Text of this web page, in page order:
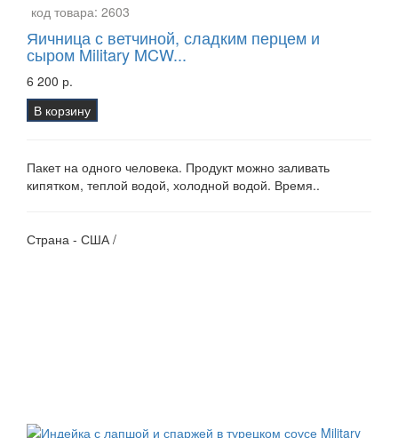
код товара: 2603
Яичница с ветчиной, сладким перцем и
сыром Military MCW...
6 200 р.
В корзину
Пакет на одного человека. Продукт можно заливать
кипятком, теплой водой, холодной водой. Время..
Страна - США /